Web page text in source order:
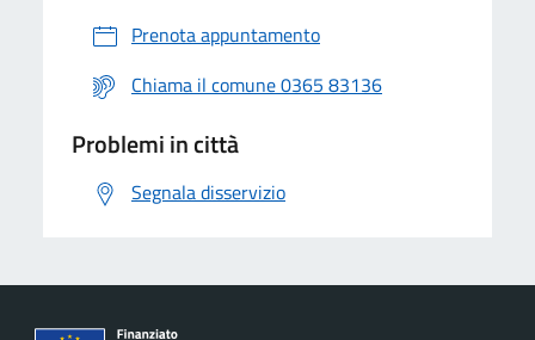
Prenota appuntamento
Chiama il comune 0365 83136
Problemi in città
Segnala disservizio